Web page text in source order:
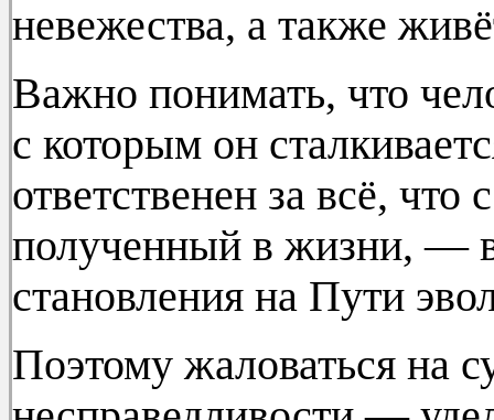
невежества, а также
Важно понимать, что
с которым он
ответственен за всё,
полученный в жизни, —
становления на Пути
Поэтому жаловаться на